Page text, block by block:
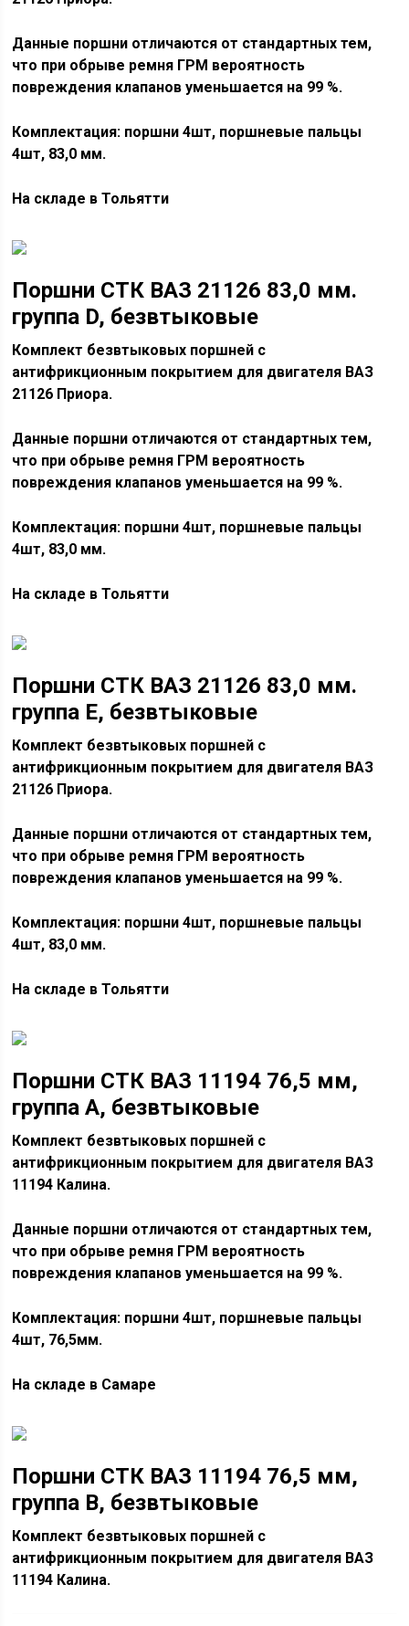
Данные поршни отличаются от стандартных тем,
что при обрыве ремня ГРМ вероятность
повреждения клапанов уменьшается на 99 %.
Комплектация: поршни 4шт, поршневые пальцы
4шт, 83,0 мм.
На складе в Тольятти
Поршни СТК ВАЗ 21126 83,0 мм.
группа D, безвтыковые
Комплект безвтыковых поршней с
антифрикционным покрытием для двигателя ВАЗ
21126 Приора.
Данные поршни отличаются от стандартных тем,
что при обрыве ремня ГРМ вероятность
повреждения клапанов уменьшается на 99 %.
Комплектация: поршни 4шт, поршневые пальцы
4шт, 83,0 мм.
На складе в Тольятти
Поршни СТК ВАЗ 21126 83,0 мм.
группа Е, безвтыковые
Комплект безвтыковых поршней с
антифрикционным покрытием для двигателя ВАЗ
21126 Приора.
Данные поршни отличаются от стандартных тем,
что при обрыве ремня ГРМ вероятность
повреждения клапанов уменьшается на 99 %.
Комплектация: поршни 4шт, поршневые пальцы
4шт, 83,0 мм.
На складе в Тольятти
Поршни СТК ВАЗ 11194 76,5 мм,
группа А, безвтыковые
Комплект безвтыковых поршней с
антифрикционным покрытием для двигателя ВАЗ
11194 Калина.
Данные поршни отличаются от стандартных тем,
что при обрыве ремня ГРМ вероятность
повреждения клапанов уменьшается на 99 %.
Комплектация: поршни 4шт, поршневые пальцы
4шт, 76,5мм.
На складе в Самаре
Поршни СТК ВАЗ 11194 76,5 мм,
группа B, безвтыковые
Комплект безвтыковых поршней с
антифрикционным покрытием для двигателя ВАЗ
11194 Калина.